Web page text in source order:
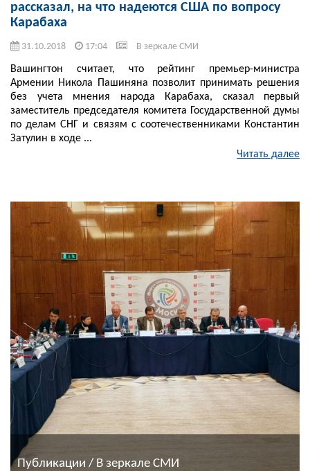
рассказал, на что надеются США по вопросу
Карабаха
31.10.2018 17:04 В зеркале СМИ
Вашингтон считает, что рейтинг премьер-министра
Армении Никола Пашиняна позволит принимать решения
без учета мнения народа Карабаха, сказал первый
заместитель председателя комитета Государственной думы
по делам СНГ и связям с соотечественниками Константин
Затулин в ходе ...
Читать далее
Публикации / В зеркале СМИ